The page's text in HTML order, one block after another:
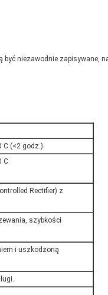
być niezawodnie zapisywane,
C (<2 godz.)
C
Rectifier) ​​z
szybkości
i uszkodzoną